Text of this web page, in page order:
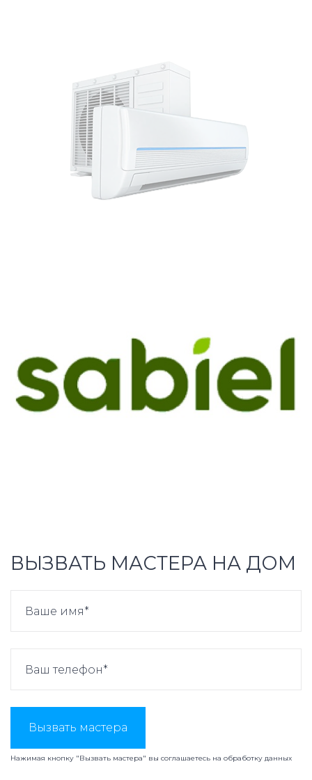
ВЫЗВАТЬ МАСТЕРА НА ДОМ
Вызвать мастера
Нажимая кнопку "Вызвать мастера" вы соглашаетесь на обработку данных